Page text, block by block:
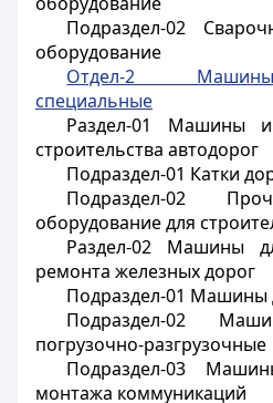
Подраздел-02
оборудование
Отдел-2
специальные
Раздел-01 Машины
строительства автодорог
Подраздел-01 Катки
Подраздел-02
оборудование для
Раздел-02 Машины
ремонта железных дорог
Подраздел-01 Машины
Подраздел-02
погрузочно-разгрузочные
Подраздел-03
монтажа коммуникаций